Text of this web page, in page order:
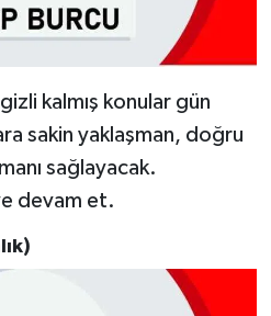
kalmış konular gün
sakin yaklaşman, doğru
sağlayacak.
devam et.